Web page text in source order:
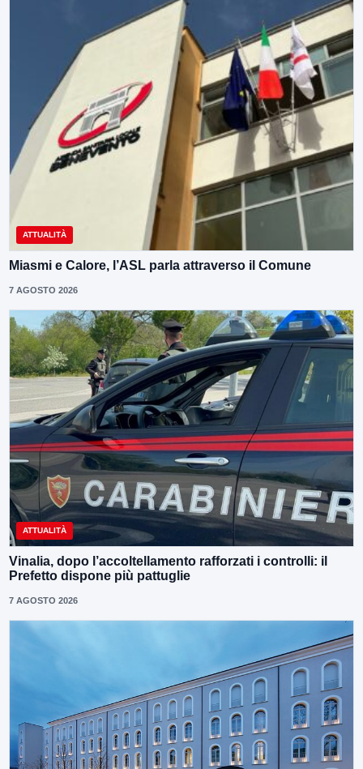
ATTUALITÀ
Miasmi e Calore, l’ASL parla attraverso il Comune
7 AGOSTO 2026
ATTUALITÀ
Vinalia, dopo l’accoltellamento rafforzati i controlli: il
Prefetto dispone più pattuglie
7 AGOSTO 2026